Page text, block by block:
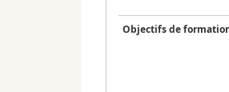
Objectifs de